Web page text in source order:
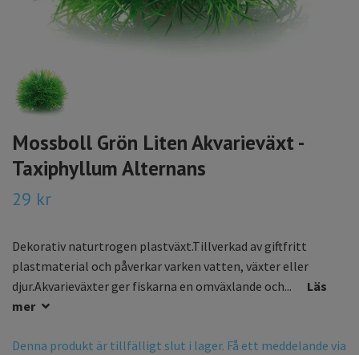
Mossboll Grön Liten Akvarieväxt -
Taxiphyllum Alternans
29 kr
Dekorativ naturtrogen plastväxt.Tillverkad av giftfritt
plastmaterial och påverkar varken vatten, växter eller
djur.Akvarieväxter ger fiskarna en omväxlande och...
Läs
mer
Denna produkt är tillfälligt slut i lager. Få ett meddelande via